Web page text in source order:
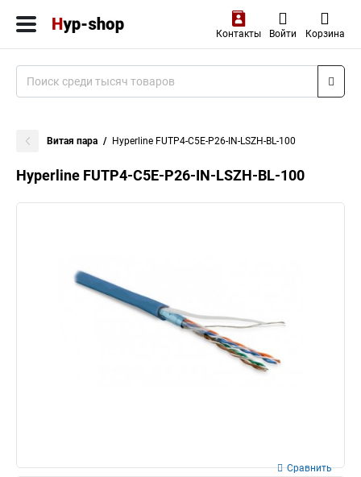
Контакты Войти Корзина
Витая пара Hyperline FUTP4-C5E-P26-IN-LSZH-BL-100
Hyperline FUTP4-C5E-P26-IN-LSZH-BL-100
Сравнить